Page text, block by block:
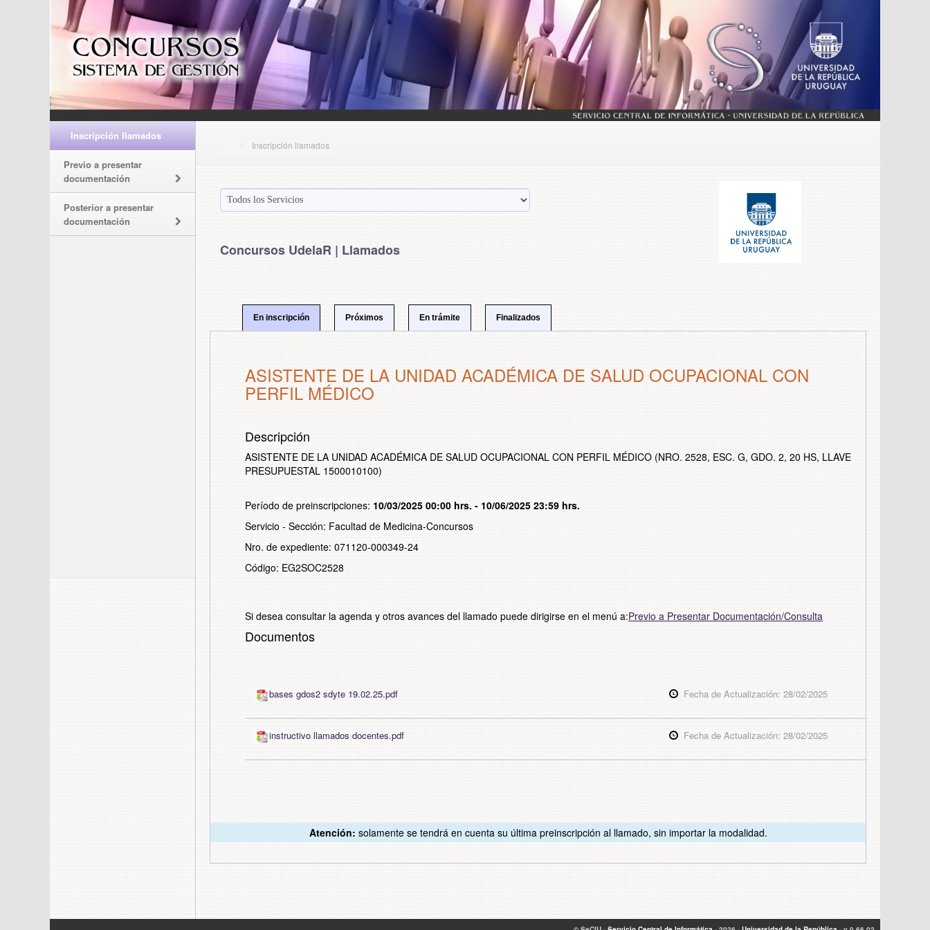
Inscripción llamados
Previo a presentar
documentación
Posterior a presentar
documentación
Inscripción llamados
Concursos UdelaR | Llamados
En inscripción Próximos En trámite Finalizados
ASISTENTE DE LA UNIDAD ACADÉMICA DE SALUD OCUPACIONAL CON
PERFIL MÉDICO
Descripción
ASISTENTE DE LA UNIDAD ACADÉMICA DE SALUD OCUPACIONAL CON PERFIL MÉDICO (NRO. 2528, ESC. G, GDO. 2, 20 HS, LLAVE
PRESUPUESTAL 1500010100)
Período de preinscripciones:10/03/2025 00:00 hrs. - 10/06/2025 23:59 hrs.
Servicio - Sección: Facultad de Medicina-Concursos
Nro. de expediente: 071120-000349-24
Código: EG2SOC2528
Si desea consultar la agenda y otros avances del llamado puede dirigirse en el menú a:Previo a Presentar Documentación/Consulta
Documentos
bases gdos2 sdyte 19.02.25.pdf Fecha de Actualización: 28/02/2025
instructivo llamados docentes.pdf Fecha de Actualización: 28/02/2025
Atención: solamente se tendrá en cuenta su última preinscripción al llamado, sin importar la modalidad.